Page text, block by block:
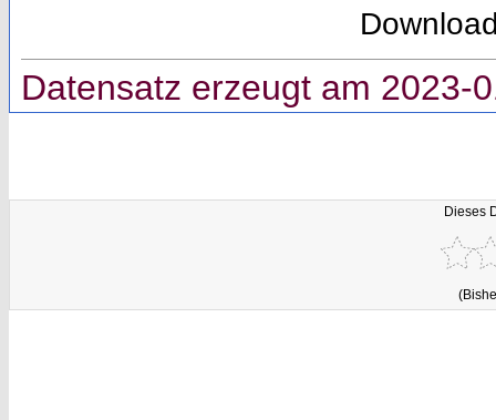
Datensatz erzeugt am 2023-
Dieses